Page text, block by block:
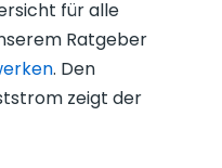
für alle
Ratgeber
. Den
zeigt der